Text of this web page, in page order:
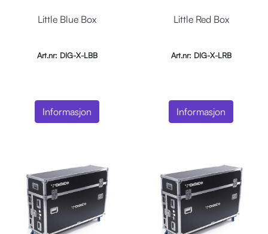
Little Blue Box
Art.nr: DIG-X-LBB
Informasjon
Little Red Box
Art.nr: DIG-X-LRB
Informasjon